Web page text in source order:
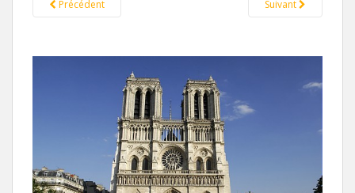
Précédent Suivant